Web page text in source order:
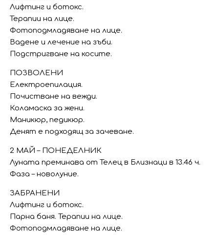
Лифтинг и ботокс.
Терапии на лице.
Фотоподмладяване на лице.
Вадене и лечение на зъби.
Подстригване на косите.
ПОЗВОЛЕНИ
Електроепилация.
Почистване на вежди.
Коламаска за жени.
Маникюр, педикюр.
Денят е подходящ за зачеване.
2 МАЙ – ПОНЕДЕЛНИК
Луната преминава от Телец в Близнаци в 13.46 ч.
Фаза – новолуние.
ЗАБРАНЕНИ
Лифтинг и ботокс.
Парна баня. Терапии на лице.
Фотоподмладяване на лице.